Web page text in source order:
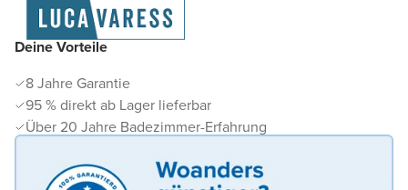
Deine Vorteile
8 Jahre Garantie
95 % direkt ab Lager lieferbar
Über 20 Jahre Badezimmer-Erfahrung